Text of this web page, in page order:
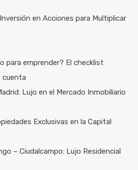
en Acciones para Multiplicar
para emprender? El checklist
cuenta
Lujo en el Mercado Inmobiliario
Exclusivas en la Capital
– Ciudalcampo: Lujo Residencial